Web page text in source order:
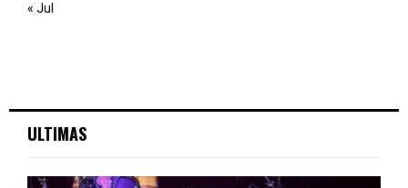
« Jul
ULTIMAS